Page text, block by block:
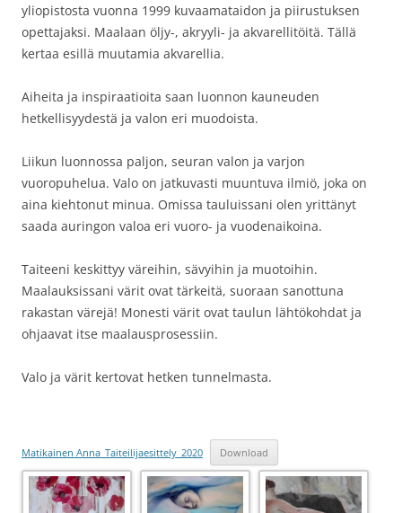
yliopistosta vuonna 1999 kuvaamataidon ja piirustuksen
opettajaksi. Maalaan öljy-, akryyli- ja akvarellitöitä. Tällä
kertaa esillä muutamia akvarellia.
Aiheita ja inspiraatioita saan luonnon kauneuden
hetkellisyydestä ja valon eri muodoista.
Liikun luonnossa paljon, seuran valon ja varjon
vuoropuhelua. Valo on jatkuvasti muuntuva ilmiö, joka on
aina kiehtonut minua. Omissa tauluissani olen yrittänyt
saada auringon valoa eri vuoro- ja vuodenaikoina.
Taiteeni keskittyy väreihin, sävyihin ja muotoihin.
Maalauksissani värit ovat tärkeitä, suoraan sanottuna
rakastan värejä! Monesti värit ovat taulun lähtökohdat ja
ohjaavat itse maalausprosessiin.
Valo ja värit kertovat hetken tunnelmasta.
Matikainen Anna_Taiteilijaesittely_2020 Download